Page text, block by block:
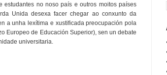
no noso país e outros moitos países
Unida desexa facer chegar ao conxunto da
a unha lexítima e xustificada preocupación pola
Europeo de Educación Superior), sen un debate
universitaria.